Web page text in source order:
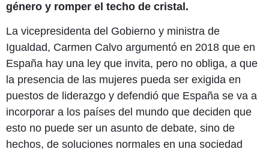
género y romper el techo de cristal.
La vicepresidenta del Gobierno y ministra de
Igualdad, Carmen Calvo argumentó en 2018 que en
España hay una ley que invita, pero no obliga, a que
la presencia de las mujeres pueda ser exigida en
puestos de liderazgo y defendió que España se va a
incorporar a los países del mundo que deciden que
esto no puede ser un asunto de debate, sino de
hechos, de soluciones normales en una sociedad